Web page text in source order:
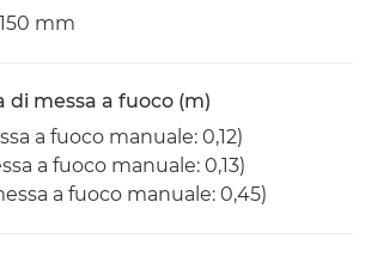
mm
di messa a fuoco (m)
a fuoco manuale: 0,12)
a fuoco manuale: 0,13)
a fuoco manuale: 0,45)